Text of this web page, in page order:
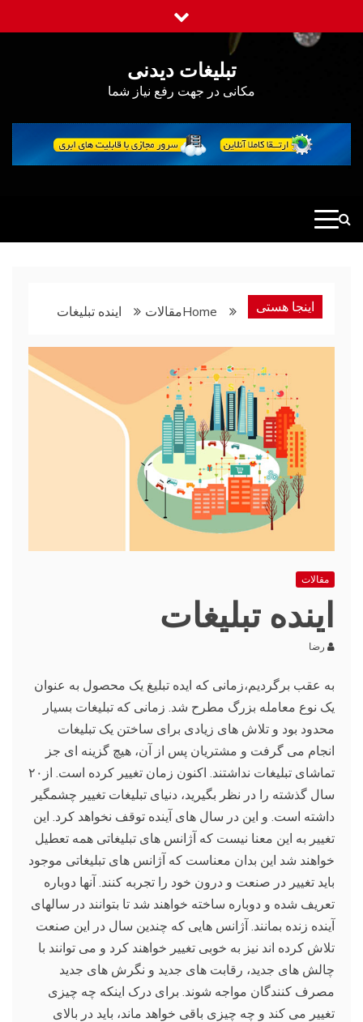
to
تبلیغات دیدنی
مکانی در جهت رفع نیاز شما
اینجا هستی Homeمقالات اینده تبلیغات
مقالات
اینده تبلیغات
رضا
به عقب برگردیم،زمانی که ایده تبلیغ یک محصول به عنوان
یک نوع معامله بزرگ مطرح شد. زمانی که تبلیغات بسیار
محدود بود و تلاش های زیادی برای ساختن یک تبلیغات
انجام می گرفت و مشتریان پس از آن، هیچ گزینه ای جز
تماشای تبلیغات نداشتند. اکنون زمان تغییر کرده است. از۲۰
سال گذشته را در نظر بگیرید، دنیای تبلیغات تغییر چشمگیر
داشته است. و این در سال های آینده توقف نخواهد کرد. این
تغییر به این معنا نیست که آژانس های تبلیغاتی همه تعطیل
خواهند شد این بدان معناست که آژانس های تبلیغاتی موجود
باید تغییر در صنعت و درون خود را تجربه کنند. آنها دوباره
تعریف شده و دوباره ساخته خواهند شد تا بتوانند در سالهای
آینده زنده بمانند. آژانس هایی که چندین سال در این صنعت
تلاش کرده اند نیز به خوبی تغییر خواهند کرد و می توانند با
چالش های جدید، رقابت های جدید و نگرش های جدید
مصرف کنندگان مواجه شوند. برای درک اینکه چه چیزی
تغییر می کند و چه چیزی باقی خواهد ماند، باید در بالای